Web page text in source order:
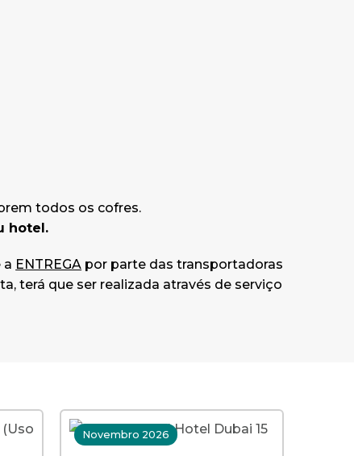
todos os cofres.
hotel.
a ENTREGA por parte das transportadoras
terá que ser realizada através de serviço
Novembro 2026